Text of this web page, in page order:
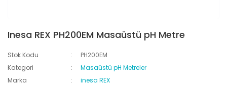
Inesa REX PH200EM Masaüstü pH Metre
Stok Kodu
PH200EM
Kategori
Masaüstü pH Metreler
Marka
inesa REX